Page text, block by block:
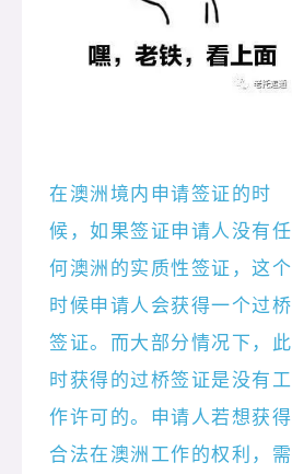
在澳洲境内申请签证的时
候，如果签证申请人没有任
何澳洲的实质性签证，这个
时候申请人会获得一个过桥
签证。而大部分情况下，此
时获得的过桥签证是没有工
作许可的。申请人若想获得
合法在澳洲工作的权利，需